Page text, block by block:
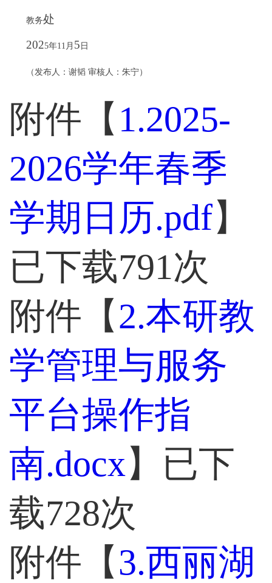
教务处
2025年11 月 5 日
（发布人：谢韬 审核人：朱宁）
附件【 1.2025-
2026学年春季
学期日历.pdf】
已下载791次
附件【2.本研教
学管理与服务
平台操作指
南.docx】已下
载728次
附件【3.西丽湖